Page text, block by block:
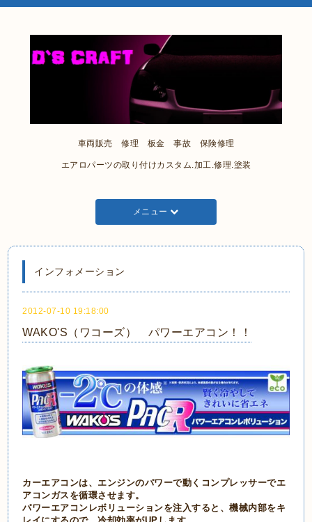
車両販売 修理 板金 事故 保険修理
エアロパーツの取り付けカスタム.加工.修理.塗装
メニュー
インフォメーション
2012-07-10 19:18:00
WAKO'S（ワコーズ） パワーエアコン！！
カーエアコンは、エンジンのパワーで動くコンプレッサーでエ
アコンガスを循環させます。
パワーエアコンレボリューションを注入すると、機械内部をキ